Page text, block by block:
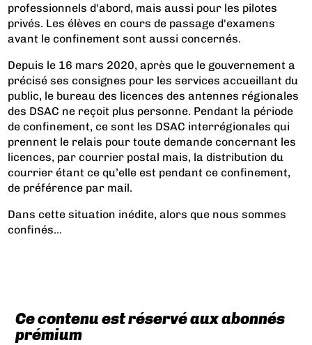
professionnels d'abord, mais aussi pour les pilotes
privés. Les élèves en cours de passage d'examens
avant le confinement sont aussi concernés.
Depuis le 16 mars 2020, après que le gouvernement a
précisé ses consignes pour les services accueillant du
public, le bureau des licences des antennes régionales
des DSAC ne reçoit plus personne. Pendant la période
de confinement, ce sont les DSAC interrégionales qui
prennent le relais pour toute demande concernant les
licences, par courrier postal mais, la distribution du
courrier étant ce qu’elle est pendant ce confinement,
de préférence par mail.
Dans cette situation inédite, alors que nous sommes
confinés...
Ce contenu est réservé aux abonnés
prémium